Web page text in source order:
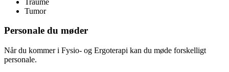
Tumor
Personale du møder
Når du kommer i Fysio- og Ergoterapi kan du møde forskelligt
personale.